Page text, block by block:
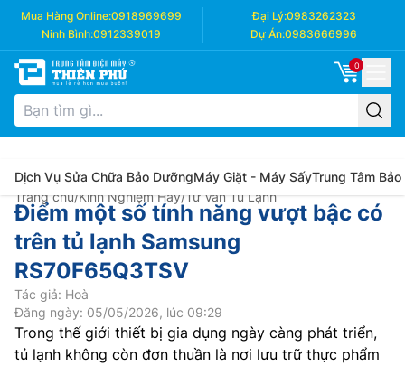
Mua Hàng Online:0918969699 Đại Lý:0983262323
Ninh Bình:0912339019 Dự Án:0983666996
0
Dịch Vụ Sửa Chữa Bảo DưỡngMáy Giặt - Máy SấyTrung Tâm Bảo
Trang chủ/Kinh Nghiệm Hay/Tư Vấn Tủ Lạnh
Điểm một số tính năng vượt bậc có
trên tủ lạnh Samsung
RS70F65Q3TSV
Tác giả: Hoà
Đăng ngày: 05/05/2026, lúc 09:29
Trong thế giới thiết bị gia dụng ngày càng phát triển,
tủ lạnh không còn đơn thuần là nơi lưu trữ thực phẩm